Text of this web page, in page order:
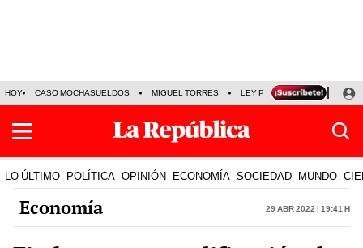
HOY CASO MOCHASUELDOS MIGUEL TORRES LEY PULPÍN PRECIO DEL
LO ÚLTIMO POLÍTICA OPINIÓN ECONOMÍA SOCIEDAD MUNDO
Economía 29 Abr 2022 | 19:41 h